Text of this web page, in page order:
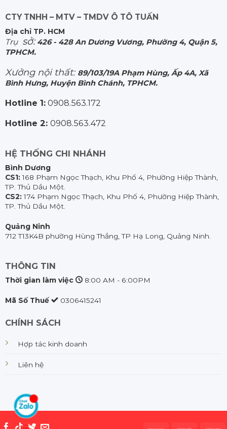
CTY TNHH – MTV – TMDV Ô TÔ TUẤN
Địa chỉ TP. HCM
Trụ sở: 426 - 428 An Dương Vương, Phường 4, Quận 5,
TPHCM.
Xưởng nội thất: 89/103/19A Phạm Hùng, Ấp 4A, Xã
Bình Hưng, Huyện Bình Chánh, TPHCM.
Hotline 1:0908.563.172
Hotline 2: 0908.563.472
HỆ THỐNG CHI NHÁNH
Bình Dương
CS1:168 Phạm Ngọc Thạch, Khu Phố 4, Phường Hiệp Thành,
TP. Thủ Dầu Một.
CS2:174 Phạm Ngọc Thạch, Khu Phố 4, Phường Hiệp Thành,
TP. Thủ Dầu Một.
Quảng Ninh
712 T13K4B phường Hùng Thắng, TP Hạ Long, Quảng Ninh.
THÔNG TIN
Thời gian làm việc 8:00 AM - 6:00PM
Mã Số Thuế 0306415241
CHÍNH SÁCH
Hợp tác kinh doanh
Liên hệ